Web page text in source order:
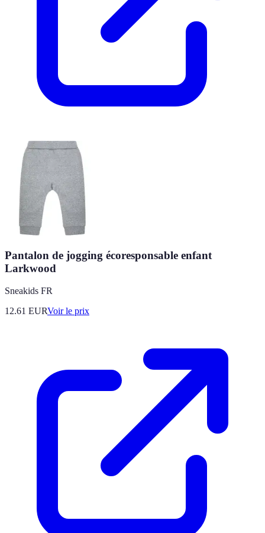
Pantalon de jogging écoresponsable enfant
Larkwood
Sneakids FR
12.61 EURVoir le prix